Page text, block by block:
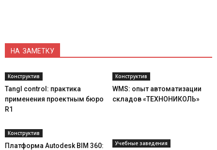
НА ЗАМЕТКУ
Конструктив
Tangl control: практика
применения проектным бюро
R1
Конструктив
WMS: опыт автоматизации
складов «ТЕХНОНИКОЛЬ»
Конструктив
Платформа Autodesk BIM 360:
Учебные заведения